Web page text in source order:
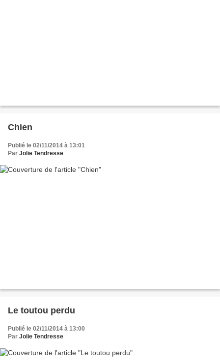
Chien
Publié le 02/11/2014 à 13:01
Par Jolie Tendresse
Le toutou perdu
Publié le 02/11/2014 à 13:00
Par Jolie Tendresse